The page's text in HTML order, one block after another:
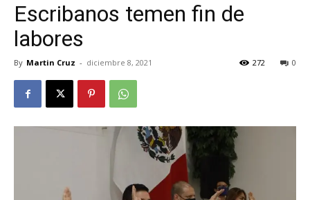
Escribanos temen fin de
labores
By Martin Cruz - diciembre 8, 2021 0
272